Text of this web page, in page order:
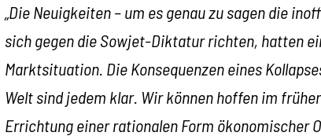
„Die Neuigkeiten – um es genau zu sagen die
sich gegen die Sowjet-Diktatur richten, hatten
Marktsituation. Die Konsequenzen eines
Welt sind jedem klar. Wir können hoffen im
Errichtung einer rationalen Form ökonomischer